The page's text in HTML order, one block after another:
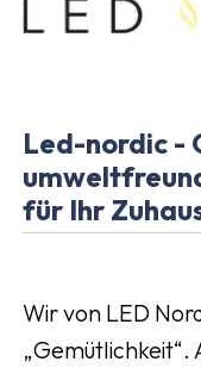
Led-nordic -
für Ihr
Wir von LED
„Gemütlichkeit“.